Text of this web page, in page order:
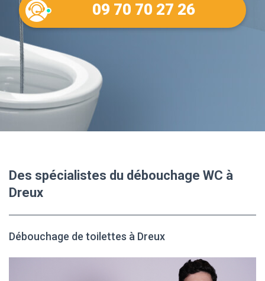
09 70 70 27 26
Des spécialistes du débouchage WC à
Dreux
Débouchage de toilettes à Dreux